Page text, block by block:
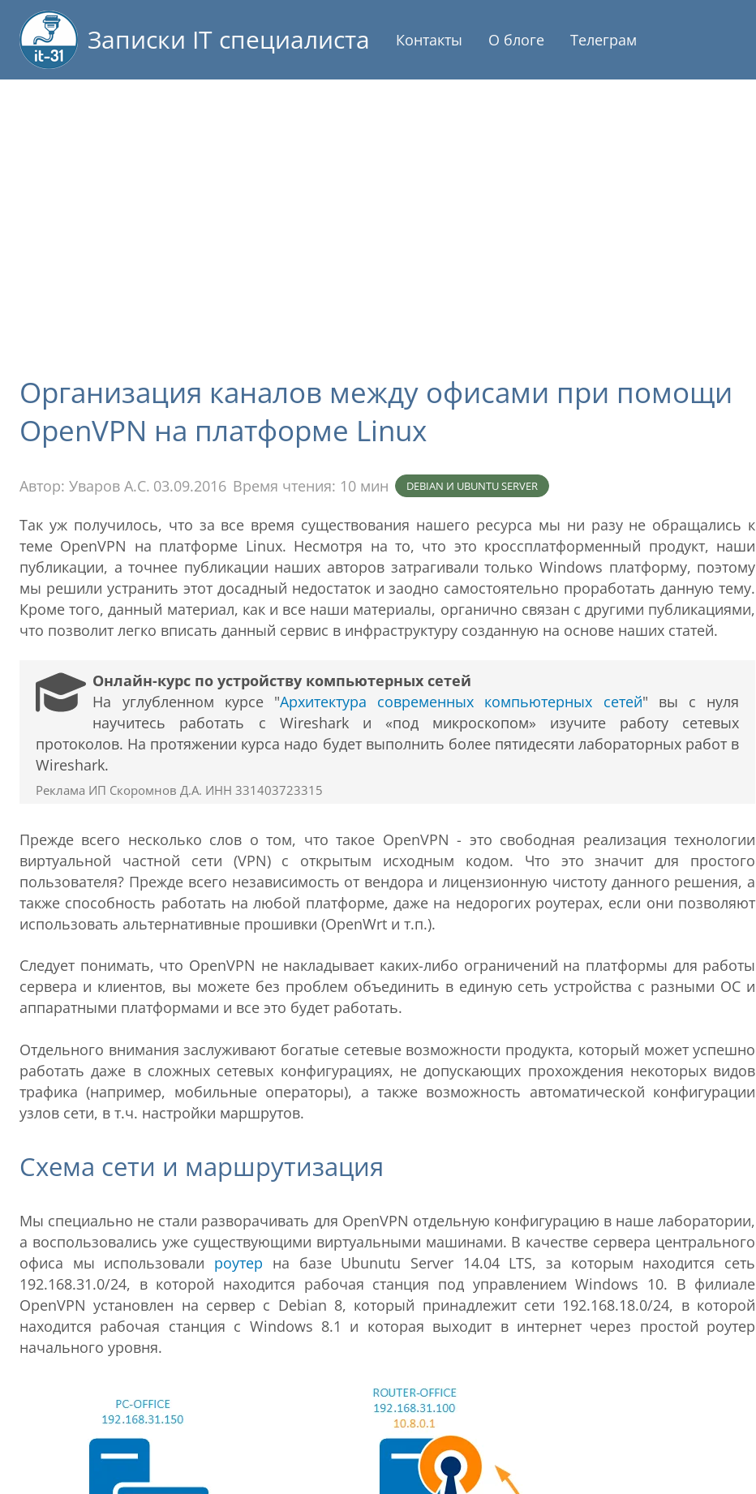
Записки IT специалиста Контакты О блоге Телеграм
Организация каналов между офисами при помощи
OpenVPN на платформе Linux
Автор: Уваров А.С. 03.09.2016 Время чтения: 10 мин DEBIAN И UBUNTU SERVER
Так уж получилось, что за все время существования нашего ресурса мы ни разу не обращались к
теме OpenVPN на платформе Linux. Несмотря на то, что это кроссплатформенный продукт, наши
публикации, а точнее публикации наших авторов затрагивали только Windows платформу, поэтому
мы решили устранить этот досадный недостаток и заодно самостоятельно проработать данную тему.
Кроме того, данный материал, как и все наши материалы, органично связан с другими публикациями,
что позволит легко вписать данный сервис в инфраструктуру созданную на основе наших статей.
Онлайн-курс по устройству компьютерных сетей
На углубленном курсе "Архитектура современных компьютерных сетей" вы с нуля
научитесь работать с Wireshark и «под микроскопом» изучите работу сетевых
протоколов. На протяжении курса надо будет выполнить более пятидесяти лабораторных работ в
Wireshark.
Реклама ИП Скоромнов Д.А. ИНН 331403723315
Прежде всего несколько слов о том, что такое OpenVPN - это свободная реализация технологии
виртуальной частной сети (VPN) с открытым исходным кодом. Что это значит для простого
пользователя? Прежде всего независимость от вендора и лицензионную чистоту данного решения, а
также способность работать на любой платформе, даже на недорогих роутерах, если они позволяют
использовать альтернативные прошивки (OpenWrt и т.п.).
Следует понимать, что OpenVPN не накладывает каких-либо ограничений на платформы для работы
сервера и клиентов, вы можете без проблем объединить в единую сеть устройства с разными ОС и
аппаратными платформами и все это будет работать.
Отдельного внимания заслуживают богатые сетевые возможности продукта, который может успешно
работать даже в сложных сетевых конфигурациях, не допускающих прохождения некоторых видов
трафика (например, мобильные операторы), а также возможность автоматической конфигурации
узлов сети, в т.ч. настройки маршрутов.
Схема сети и маршрутизация
Мы специально не стали разворачивать для OpenVPN отдельную конфигурацию в наше лаборатории,
а воспользовались уже существующими виртуальными машинами. В качестве сервера центрального
офиса мы использовали роутер на базе Ubunutu Server 14.04 LTS, за которым находится сеть
192.168.31.0/24, в которой находится рабочая станция под управлением Windows 10. В филиале
OpenVPN установлен на сервер с Debian 8, который принадлежит сети 192.168.18.0/24, в которой
находится рабочая станция с Windows 8.1 и которая выходит в интернет через простой роутер
начального уровня.